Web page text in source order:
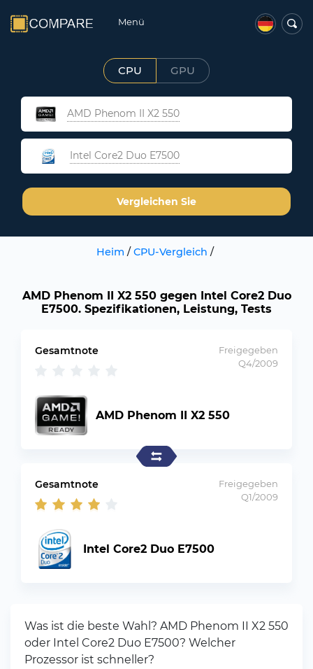
Menü
CPU GPU
AMD Phenom II X2 550
Intel Core2 Duo E7500
Vergleichen Sie
Heim / CPU-Vergleich /
AMD Phenom II X2 550 gegen Intel Core2 Duo
E7500. Spezifikationen, Leistung, Tests
Gesamtnote
Freigegeben
Q4/2009
AMD Phenom II X2 550
Freigegeben
Q1/2009
Gesamtnote
Intel Core2 Duo E7500
Was ist die beste Wahl? AMD Phenom II X2 550
oder Intel Core2 Duo E7500? Welcher
Prozessor ist schneller?